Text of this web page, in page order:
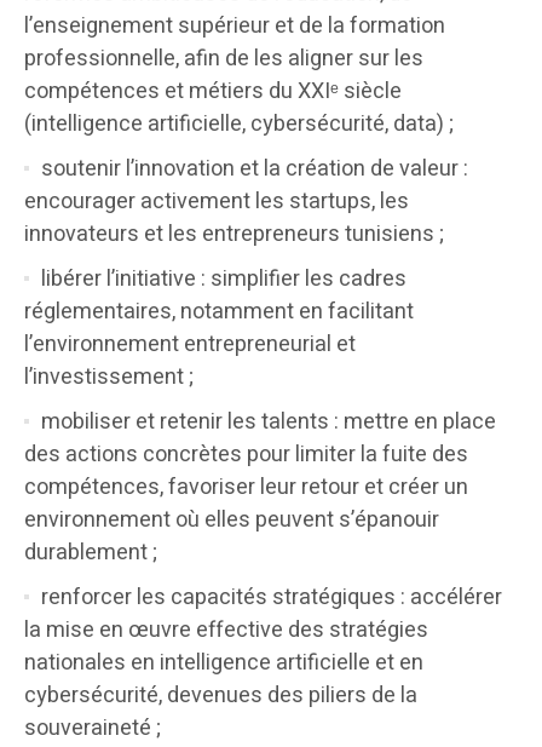
l’enseignement supérieur et de la formation
professionnelle, afin de les aligner sur les
compétences et métiers du XXIᵉ siècle
(intelligence artificielle, cybersécurité, data) ;
soutenir l’innovation et la création de valeur :
encourager activement les startups, les
innovateurs et les entrepreneurs tunisiens ;
libérer l’initiative : simplifier les cadres
réglementaires, notamment en facilitant
l’environnement entrepreneurial et
l’investissement ;
mobiliser et retenir les talents : mettre en place
des actions concrètes pour limiter la fuite des
compétences, favoriser leur retour et créer un
environnement où elles peuvent s’épanouir
durablement ;
renforcer les capacités stratégiques : accélérer
la mise en œuvre effective des stratégies
nationales en intelligence artificielle et en
cybersécurité, devenues des piliers de la
souveraineté ;